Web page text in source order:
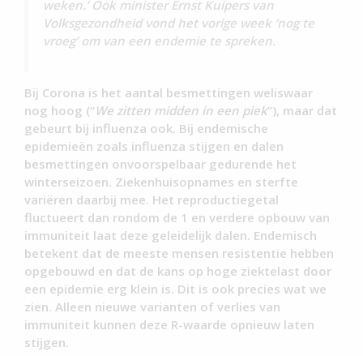
weken.’ Ook minister Ernst Kuipers van
Volksgezondheid vond het vorige week ‘nog te
vroeg’ om van een endemie te spreken.
Bij Corona is het aantal besmettingen weliswaar
nog hoog (“We zitten midden in een piek”), maar dat
gebeurt bij influenza ook. Bij endemische
epidemieën zoals influenza stijgen en dalen
besmettingen onvoorspelbaar gedurende het
winterseizoen. Ziekenhuisopnames en sterfte
variëren daarbij mee. Het reproductiegetal
fluctueert dan rondom de 1 en verdere opbouw van
immuniteit laat deze geleidelijk dalen. Endemisch
betekent dat de meeste mensen resistentie hebben
opgebouwd en dat de kans op hoge ziektelast door
een epidemie erg klein is. Dit is ook precies wat we
zien. Alleen nieuwe varianten of verlies van
immuniteit kunnen deze R-waarde opnieuw laten
stijgen.